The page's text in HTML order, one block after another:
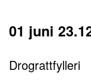
01 juni
Drograttfylleri